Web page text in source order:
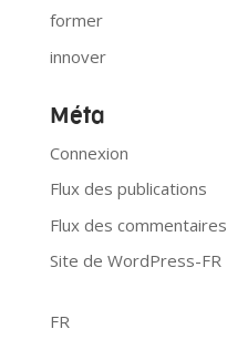
former
innover
Méta
Connexion
Flux des publications
Flux des commentaires
Site de WordPress-FR
FR